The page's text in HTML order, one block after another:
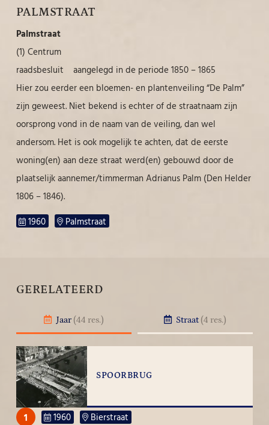
PALMSTRAAT
Palmstraat
(1) Centrum
raadsbesluit aangelegd in de periode 1850 – 1865
Hier zou eerder een bloemen- en plantenveiling “De Palm”
zijn geweest. Niet bekend is echter of de straatnaam zijn
oorsprong vond in de naam van de veiling, dan wel
andersom. Het is ook mogelijk te achten, dat de eerste
woning(en) aan deze straat werd(en) gebouwd door de
plaatselijk aannemer/timmerman Adrianus Palm (Den Helder
1806 – 1846).
1960
Palmstraat
GERELATEERD
Jaar (44 res.) Straat (4 res.)
SPOORBRUG
1 1960 Bierstraat